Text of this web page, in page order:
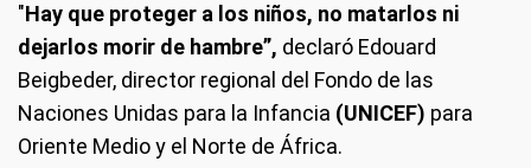
"Hay que proteger a los niños, no matarlos ni
dejarlos morir de hambre”, declaró Edouard
Beigbeder, director regional del Fondo de las
Naciones Unidas para la Infancia (UNICEF) para
Oriente Medio y el Norte de África.